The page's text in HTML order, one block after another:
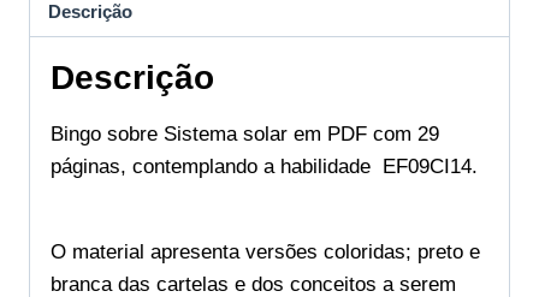
Descrição
Descrição
Bingo sobre Sistema solar em PDF com 29
páginas, contemplando a habilidade EF09CI14.
O material apresenta versões coloridas; preto e
branca das cartelas e dos conceitos a serem